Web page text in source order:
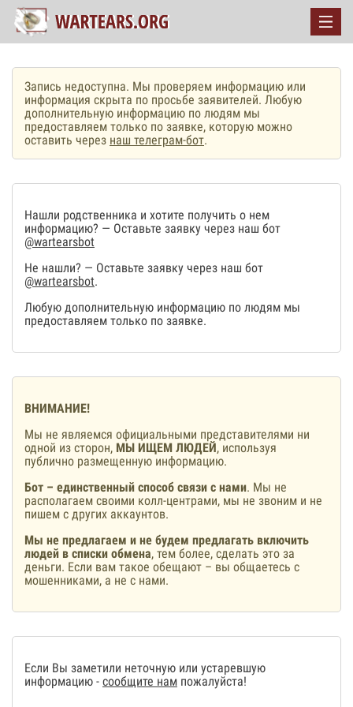
Запись недоступна. Мы проверяем информацию или
информация скрыта по просьбе заявителей. Любую
дополнительную информацию по людям мы
предоставляем только по заявке, которую можно
оставить через наш телеграм-бот.
Нашли родственника и хотите получить о нем
информацию? — Оставьте заявку через наш бот
@wartearsbot
Не нашли? — Оставьте заявку через наш бот
@wartearsbot.
Любую дополнительную информацию по людям мы
предоставляем только по заявке.
ВНИМАНИЕ!
Мы не являемся официальными представителями ни
одной из сторон, МЫ ИЩЕМ ЛЮДЕЙ, используя
публично размещенную информацию.
Бот – единственный способ связи с нами. Мы не
располагаем своими колл-центрами, мы не звоним и не
пишем с других аккаунтов.
Мы не предлагаем и не будем предлагать включить
людей в списки обмена, тем более, сделать это за
деньги. Если вам такое обещают – вы общаетесь с
мошенниками, а не с нами.
Если Вы заметили неточную или устаревшую
информацию - сообщите нам пожалуйста!